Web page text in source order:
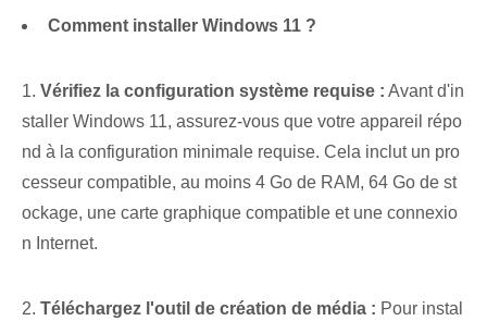
Comment installer Windows 11 ?
1. Vérifiez la configuration système requise : Avant d'in
staller Windows 11, assurez-vous que votre appareil répo
nd à la configuration minimale requise. Cela inclut un pro
cesseur compatible, au moins 4 Go de RAM, 64 Go de st
ockage, une carte graphique compatible et⁤ une connexio
n Internet.
2. Téléchargez l'outil de création de média : Pour‌ instal